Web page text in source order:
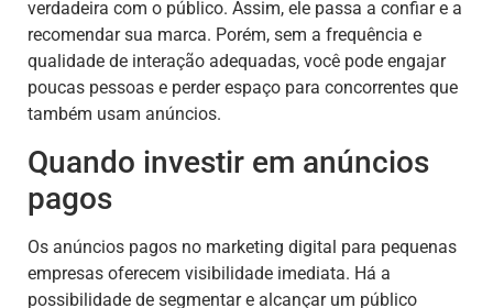
verdadeira com o público. Assim, ele passa a confiar e a
recomendar sua marca. Porém, sem a frequência e
qualidade de interação adequadas, você pode engajar
poucas pessoas e perder espaço para concorrentes que
também usam anúncios.
Quando investir em anúncios
pagos
Os anúncios pagos no marketing digital para pequenas
empresas oferecem visibilidade imediata. Há a
possibilidade de segmentar e alcançar um público